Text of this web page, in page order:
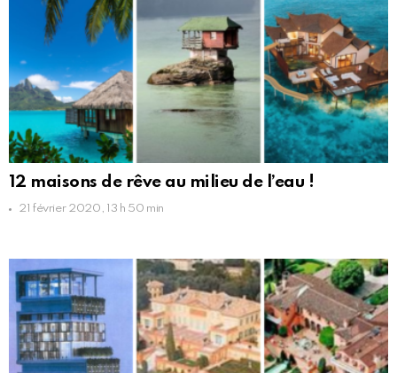
12 maisons de rêve au milieu de l’eau !
21 février 2020, 13 h 50 min